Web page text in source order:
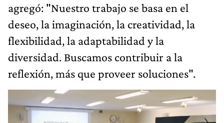
agregó: "Nuestro trabajo se basa en el
deseo, la imaginación, la creatividad, la
flexibilidad, la adaptabilidad y la
diversidad. Buscamos contribuir a la
reflexión, más que proveer soluciones".